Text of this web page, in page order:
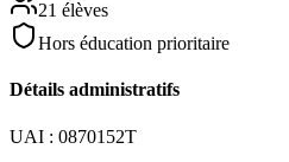
21 élèves
Hors éducation prioritaire
Détails administratifs
UAI : 0870152T